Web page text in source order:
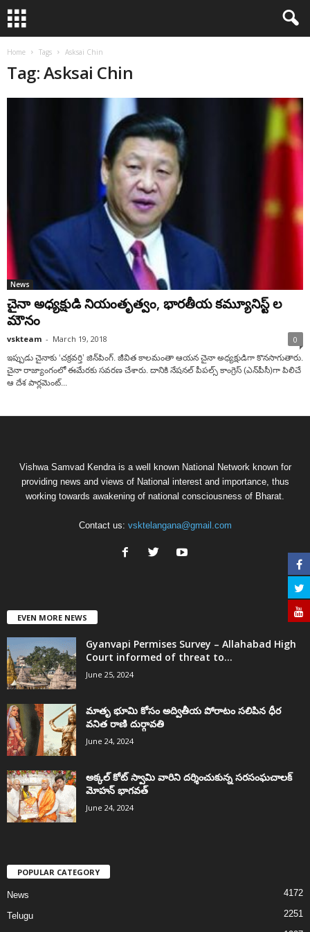
Home Tags Asksai Chin
Tag: Asksai Chin
News
చైనా అధ్యక్షుడి నియంతృత్వం, భారతీయ కమ్యూనిస్ట్ ల
మౌనం
vskteam - March 19, 2018 0
ఇప్పుడు చైనాకు ‘చక్రవర్తి’ జిన్‌పింగ్. జీవిత కాలమంతా ఆయన చైనా అధ్యక్షుడిగా కొనసాగుతారు.
చైనా రాజ్యాంగంలో ఈమేరకు సవరణ చేశారు. దానికి నేషనల్ పీపల్స్ కాంగ్రెస్ (ఎన్‌పీసీ)గా పిలిచే
ఆ దేశ పార్లమెంట్...
Vishwa Samvad Kendra is a well known National Network known for
providing news and views of National interest and importance, thus
working towards awakening of national consciousness of Bharat.
Contact us: vsktelangana@gmail.com
EVEN MORE NEWS
Gyanvapi Permises Survey – Allahabad High
Court informed of threat to...
June 25, 2024
మాతృ భూమి కోసం అద్వితీయ పోరాటం సలిపిన ధీర
వనిత రాణి దుర్గావతి
June 24, 2024
అక్కల్‌ కోట్‌ స్వామి వారిని దర్శించుకున్న సరసంఘచాలక్
మోహన్ భాగవత్
June 24, 2024
POPULAR CATEGORY
News 4172
Telugu 2251